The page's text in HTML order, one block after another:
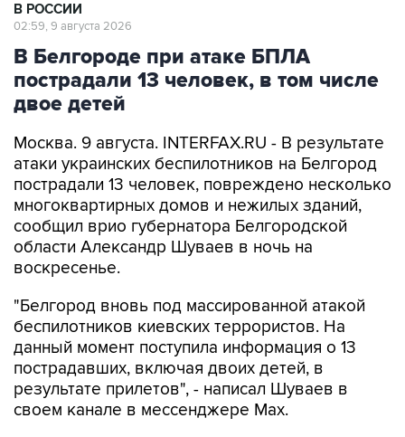
В РОССИИ
02:59, 9 августа 2026
В Белгороде при атаке БПЛА
пострадали 13 человек, в том числе
двое детей
Москва. 9 августа. INTERFAX.RU - В результате
атаки украинских беспилотников на Белгород
пострадали 13 человек, повреждено несколько
многоквартирных домов и нежилых зданий,
сообщил врио губернатора Белгородской
области Александр Шуваев в ночь на
воскресенье.
"Белгород вновь под массированной атакой
беспилотников киевских террористов. На
данный момент поступила информация о 13
пострадавших, включая двоих детей, в
результате прилетов", - написал Шуваев в
своем канале в мессенджере Max.